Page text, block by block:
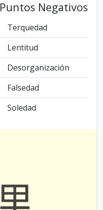
Puntos Negativos
Terquedad
Lentitud
Desorganización
Falsedad
Soledad